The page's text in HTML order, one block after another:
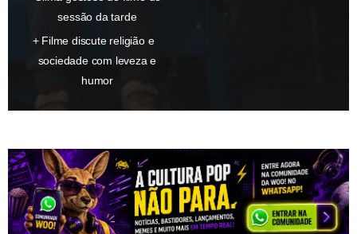
sessão da tarde
Filme discute religião e
sociedade com leveza e
humor